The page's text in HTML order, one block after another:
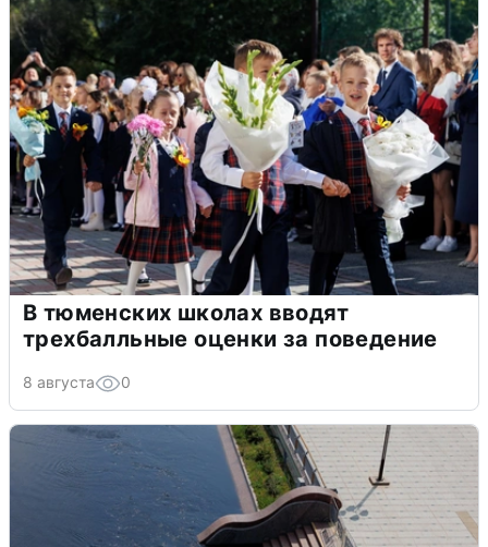
В тюменских школах вводят
трехбалльные оценки за поведение
8 августа 0